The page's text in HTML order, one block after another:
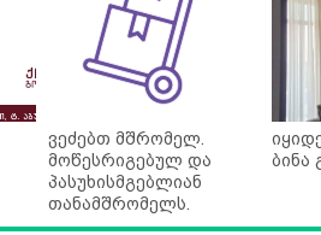
ვეძებთ მშრომელ.
მოწესრიგებულ და
პასუხისმგებლიან
თანამშრომელს.
ბინა